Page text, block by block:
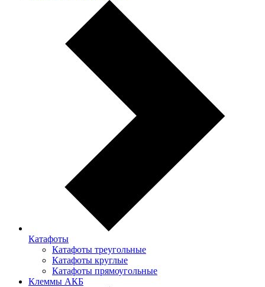
Катафоты
Катафоты треугольные
Катафоты круглые
Катафоты прямоугольные
Клеммы АКБ